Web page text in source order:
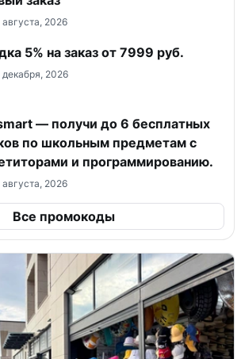
2026
5% на заказ от 7999 руб.
2026
— получи до 6 бесплатных
по школьным предметам с
и программированию.
2026
Все промокоды